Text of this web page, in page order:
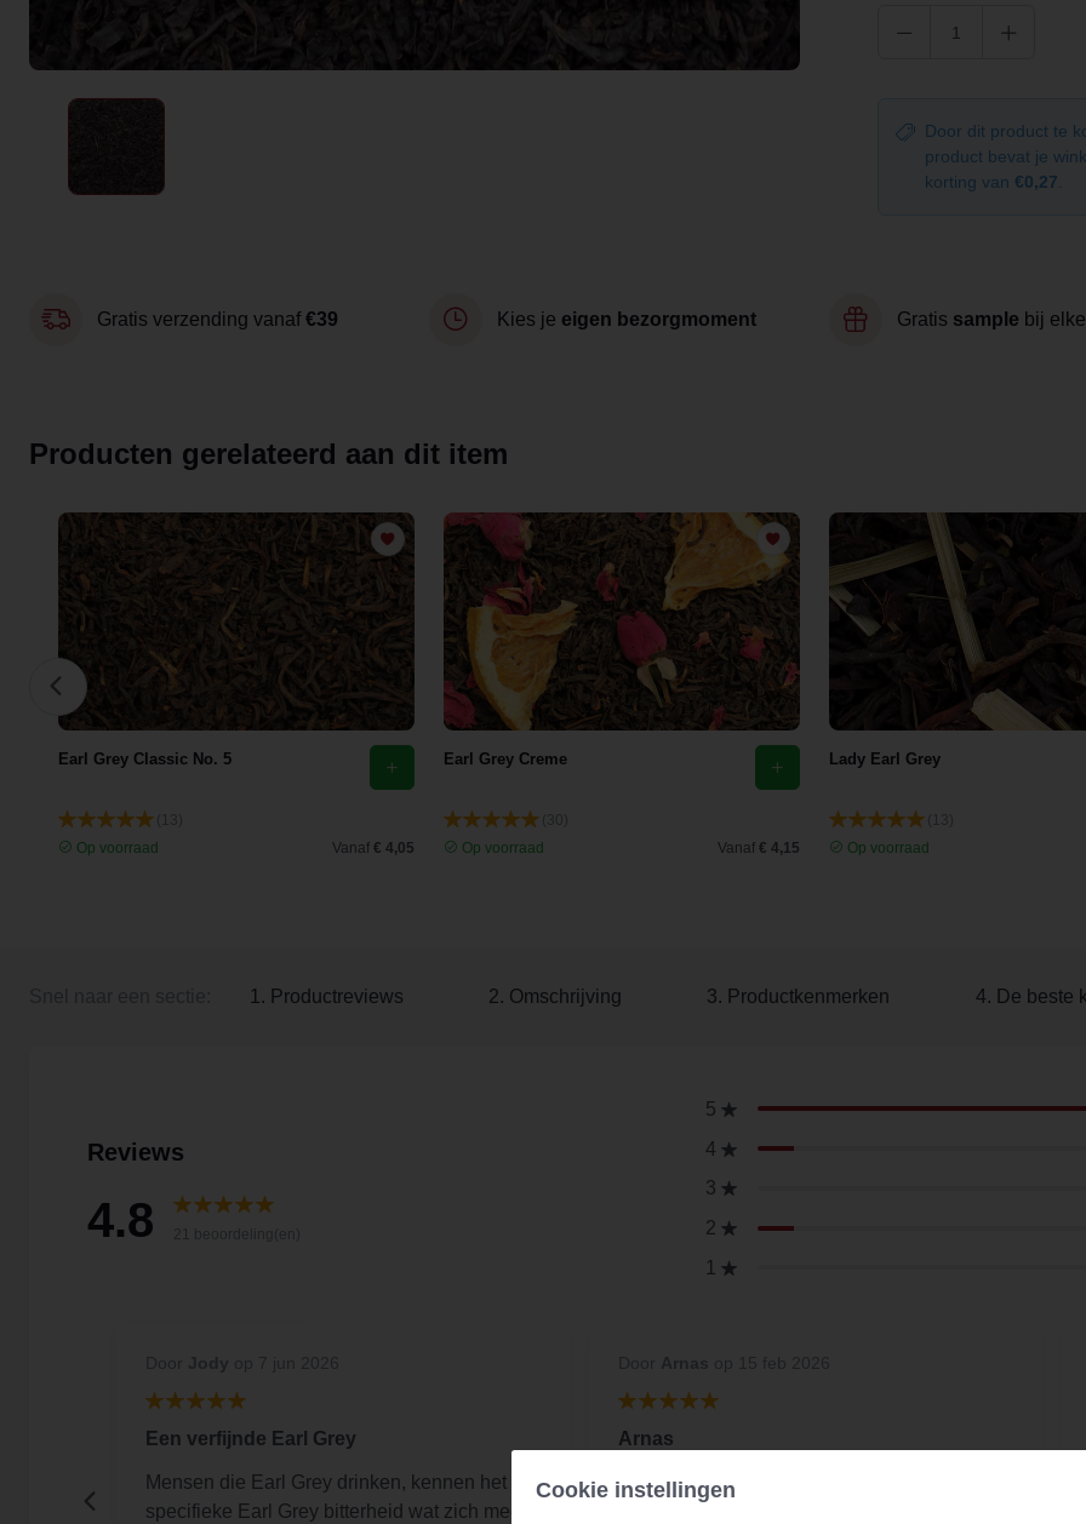
Door dit product te
product bevat je
korting van €0,27
Gratis verzending vanaf €39 Kies je eigen bezorgmoment Gratis sample bij
Producten gerelateerd aan dit item
Earl Grey Classic No. 5
Op voorraad
Vanaf € 4,05
Earl Grey Creme
Op voorraad
Vanaf € 4,15
Lady Earl Grey
Op voorraad
1. Productreviews 2. Omschrijving 3. Productkenmerken 4. De beste
Reviews
4.8
5
4
3
2
1
Een verfijnde Earl Grey
Mensen die Earl Grey drinken, kennen het
specifieke Earl Grey bitterheid wat zich mee
Arnas
Quite literally SUPERIOR to all the other earl
Cookie instellingen